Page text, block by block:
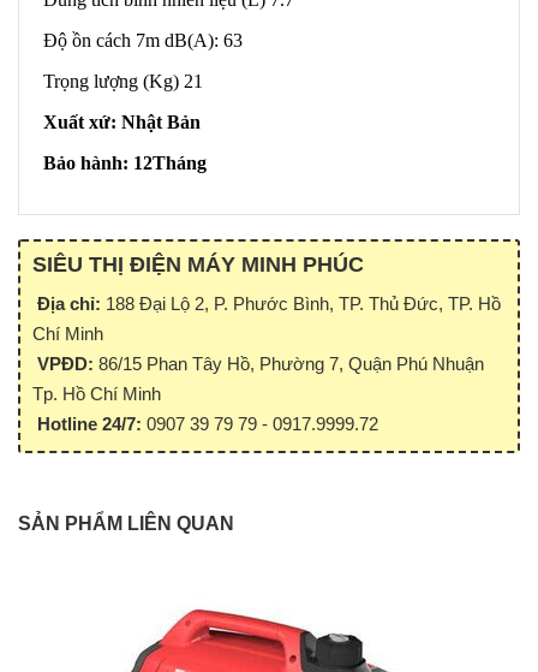
Độ ồn cách 7m dB(A): 63
Trọng lượng (Kg) 21
Xuất xứ: Nhật Bản
Bảo hành: 12Tháng
SIÊU THỊ ĐIỆN MÁY MINH PHÚC
Địa chỉ: 188 Đại Lộ 2, P. Phước Bình, TP. Thủ Đức, TP. Hồ
Chí Minh
VPĐD: 86/15 Phan Tây Hồ, Phường 7, Quận Phú Nhuận
Tp. Hồ Chí Minh
Hotline 24/7: 0907 39 79 79 - 0917.9999.72
SẢN PHẨM LIÊN QUAN